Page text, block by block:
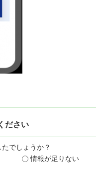
ださい
でしょうか？
情報が足りない